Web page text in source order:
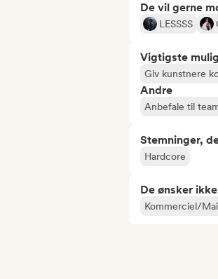
De vil gerne
LESSSS
Vigtigste
Giv kunstnere
Andre
Anbefale til
Stemninger,
Hardcore
De ønsker
Kommerciel/